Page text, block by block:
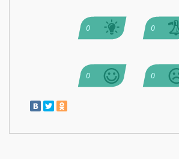
0 0
0 0